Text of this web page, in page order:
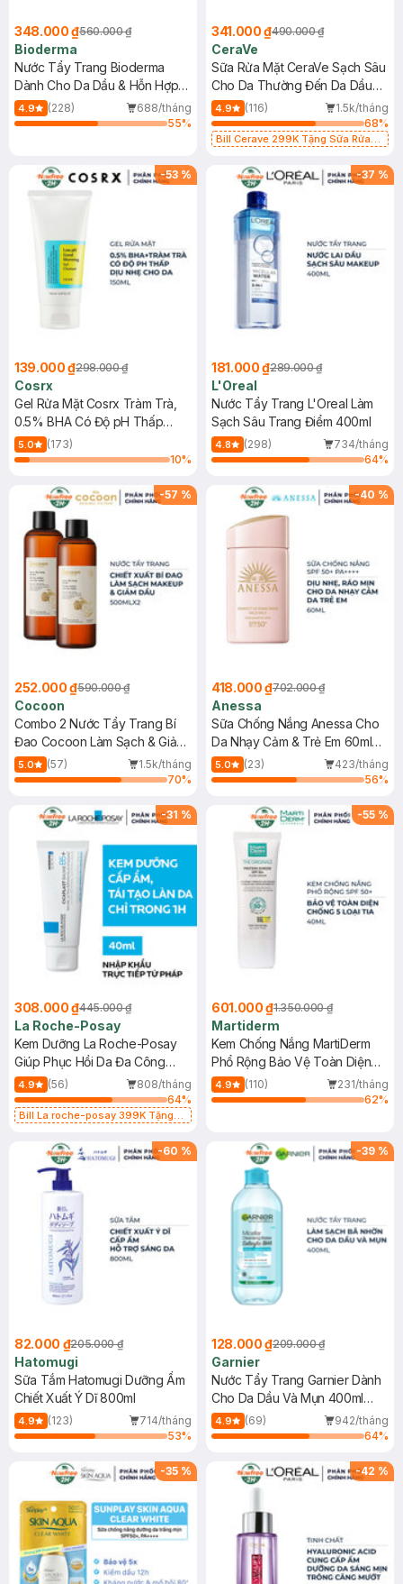
348.000 ₫560.000 ₫
Bioderma
Nước Tẩy Trang Bioderma
Dành Cho Da Dầu & Hỗn Hợp
500ml
4.9 (228)
688/tháng
55%
341.000 ₫490.000 ₫
CeraVe
Sữa Rửa Mặt CeraVe Sạch Sâu
Cho Da Thường Đến Da Dầu
473ml
4.9 (116)
1.5k/tháng
68%
Bill Cerave 299K Tặng Sữa Rửa
-53 %
139.000 ₫298.000 ₫
Cosrx
Gel Rửa Mặt Cosrx Tràm Trà,
0.5% BHA Có Độ pH Thấp
150ml
5.0
(173)
10%
-37 %
181.000 ₫289.000 ₫
L'Oreal
Nước Tẩy Trang L'Oreal Làm
Sạch Sâu Trang Điểm 400ml
4.8 (298)
734/tháng
64%
-57 %
252.000 ₫590.000 ₫
Cocoon
Combo 2 Nước Tẩy Trang Bí
Đao Cocoon Làm Sạch & Giảm
Dầu 500ml
5.0 (57)
1.5k/tháng
70%
-40 %
418.000 ₫702.000 ₫
Anessa
Sữa Chống Nắng Anessa Cho
Da Nhạy Cảm & Trẻ Em 60ml
(Mới)
5.0 (23)
423/tháng
56%
-31 %
308.000 ₫445.000 ₫
La Roche-Posay
Kem Dưỡng La Roche-Posay
Giúp Phục Hồi Da Đa Công
Dụng 40ml
4.9 (56)
808/tháng
64%
Bill La roche-posay 399K Tặng
(SL có hạn)
-55 %
601.000 ₫1.350.000 ₫
Martiderm
Kem Chống Nắng MartiDerm
Phổ Rộng Bảo Vệ Toàn Diện
40ml
4.9 (110)
231/tháng
62%
-60 %
82.000 ₫205.000 ₫
Hatomugi
Sữa Tắm Hatomugi Dưỡng Ẩm
Chiết Xuất Ý Dĩ 800ml
4.9 (123)
714/tháng
53%
-39 %
128.000 ₫209.000 ₫
Garnier
Nước Tẩy Trang Garnier Dành
Cho Da Dầu Và Mụn 400ml
(Mới)
4.9 (69)
942/tháng
64%
-35 % -42 %